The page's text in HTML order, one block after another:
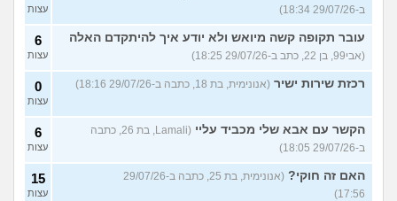
ב-29/07/26 18:34)
עצות
עובר תקופה קשה מיואש ולא יודע איך להיתקדם האלה
(אבי99, בן 22, כתב ב-29/07/26 18:25)
6
עצות
רכזת שירות ישיר (אנונימית, בת 18, כתבה ב-29/07/26 18:16) 0
עצות
הקשר עם אבא שלי מכביד עליי
(Lamali, בת 26, כתבה
ב-29/07/26 18:05)
6
עצות
האם זה חוקי?
(אנונימית, בת 25, כתבה ב-29/07/26
17:56)
15
עצות